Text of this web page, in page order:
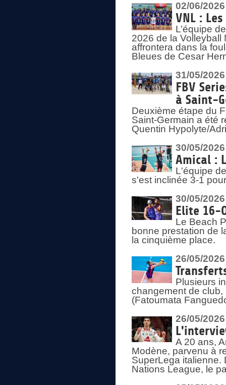
02/06/2026
VNL :
L’équipe
2026 de la
affrontera dans la
Bleues de Cesar
31/05/2026
FBV
à Saint-
Deuxième étape du
Saint-Germain a été
Quentin Hypolyte/
30/05/2026
Amical :
L'équipe
s'est inclinée 3-1
30/05/2026
Elite 16-
Le Beach
bonne prestation de
la cinquième place.
26/05/2026
Plusieurs
changement de
(Fatoumata
26/05/2026
A 20 ans,
Modène, parvenu à
SuperLega italienne.
Nations League, le